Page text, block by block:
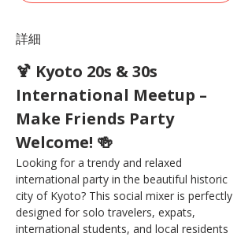
詳細
🍹 Kyoto 20s & 30s
International Meetup –
Make Friends Party
Welcome! 🍻
Looking for a trendy and relaxed
international party in the beautiful historic
city of Kyoto? This social mixer is perfectly
designed for solo travelers, expats,
international students, and local residents